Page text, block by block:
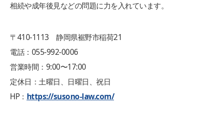
相続や成年後見などの問題に力を入れています。
〒410-1113 静岡県裾野市稲荷21
電話：055-992-0006
営業時間：9:00〜17:00
定休日：土曜日、日曜日、祝日
HP： https://susono-law.com/